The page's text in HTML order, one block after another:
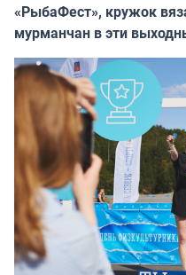
«РыбаФест», кружок
мурманчан в эти